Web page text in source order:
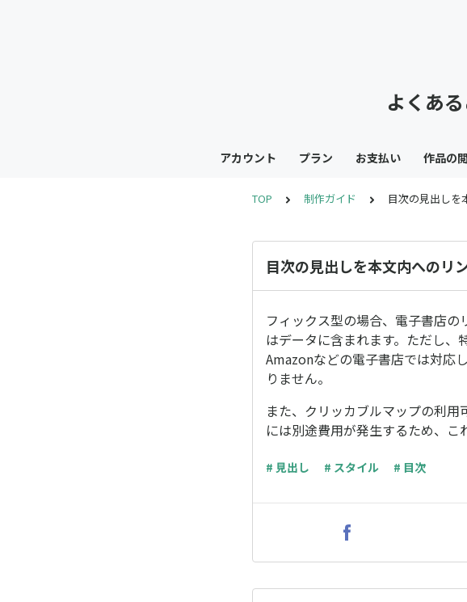
よくあ
アカウント プラン お支払い 作品の
TOP 制作ガイド 目次の見出しを
目次の見出しを本文内へのリ
フィックス型の場合、電子書店の
はデータに含まれます。ただし、
Amazonなどの電子書店では対応
りません。
また、クリッカブルマップの利
には別途費用が発生するため、こ
# 見出し # スタイル # 目次